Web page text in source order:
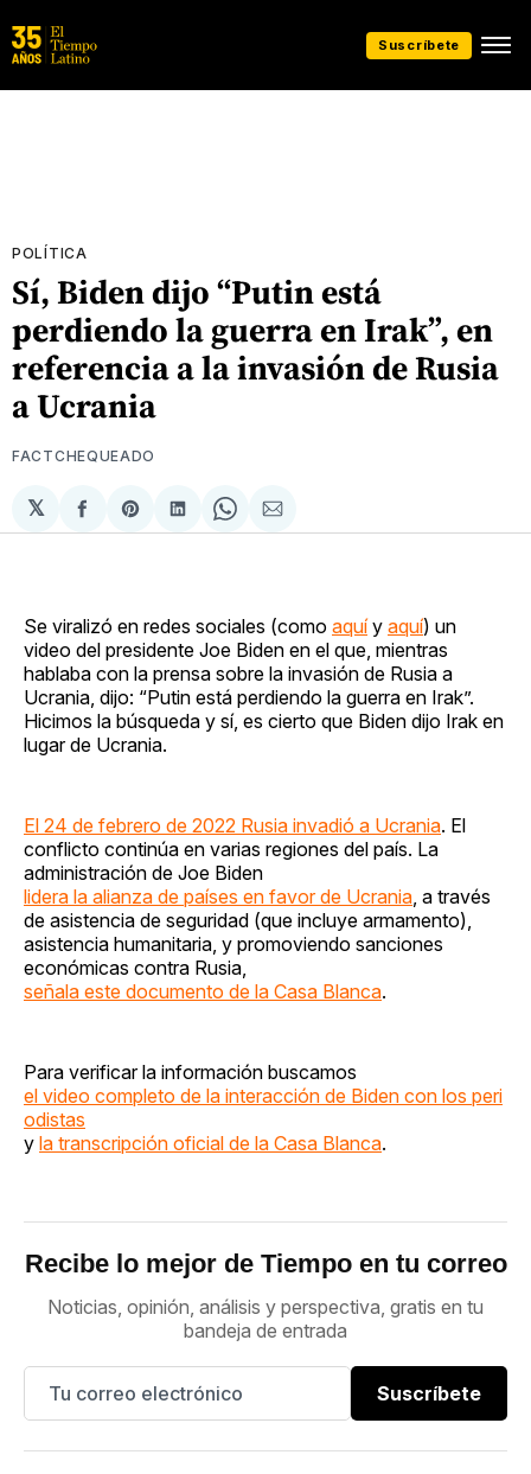
Suscríbete
POLÍTICA
Sí, Biden dijo “Putin está
perdiendo la guerra en Irak”, en
referencia a la invasión de Rusia
a Ucrania
FACTCHEQUEADO
𝕏
Compartir
en
Share
on
Compartir
en
Share
on
Compartir
via
Se viralizó en redes sociales (como aquíy aquí) un
video del presidente Joe Biden en el que, mientras
hablaba con la prensa sobre la invasión de Rusia a
Ucrania, dijo: “Putin está perdiendo la guerra en Irak”.
Hicimos la búsqueda y sí, es cierto que Biden dijo Irak en
lugar de Ucrania.
El 24 de febrero de 2022 Rusia invadió a Ucrania. El
conflicto continúa en varias regiones del país. La
administración de Joe Biden
lidera la alianza de países en favor de Ucrania , a través
de asistencia de seguridad (que incluye armamento),
asistencia humanitaria, y promoviendo sanciones
económicas contra Rusia,
señala este documento de la Casa Blanca.
Para verificar la información buscamos
el video completo de la interacción de Biden con los peri
odistas
y la transcripción oficial de la Casa Blanca.
Recibe lo mejor de Tiempo en tu correo
Noticias, opinión, análisis y perspectiva, gratis en tu
bandeja de entrada
Suscríbete